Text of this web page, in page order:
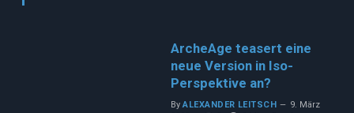
ArcheAge teasert eine
neue Version in Iso-
Perspektive an?
By ALEXANDER LEITSCH
9. März